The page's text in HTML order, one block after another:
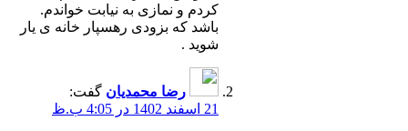
کردم و نمازی به نیابت خواندم.
باشد که بزودی رهسپار خانه ی یار
شوید .
رضا محمدیان گفت:
21 اسفند 1402 در 4:05 ب.ظ